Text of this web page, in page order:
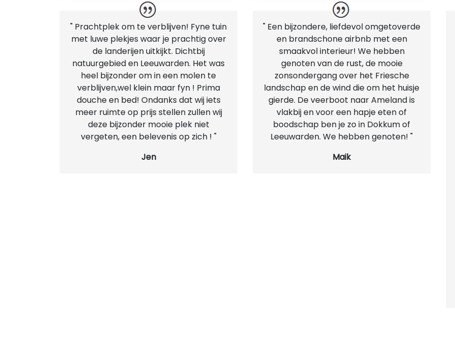
" Prachtplek om te verblijven! Fyne tuin
met luwe plekjes waar je prachtig over
de landerijen uitkijkt. Dichtbij
natuurgebied en Leeuwarden. Het was
heel bijzonder om in een molen te
verblijven,wel klein maar fyn ! Prima
douche en bed! Ondanks dat wij iets
meer ruimte op prijs stellen zullen wij
deze bijzonder mooie plek niet
vergeten, een belevenis op zich ! "
Jen
" Een bijzondere, liefdevol omgetoverde
en brandschone airbnb met een
smaakvol interieur! We hebben
genoten van de rust, de mooie
zonsondergang over het Friesche
landschap en de wind die om het huisje
gierde. De veerboot naar Ameland is
vlakbij en voor een hapje eten of
boodschap ben je zo in Dokkum of
Leeuwarden. We hebben genoten! "
Maik